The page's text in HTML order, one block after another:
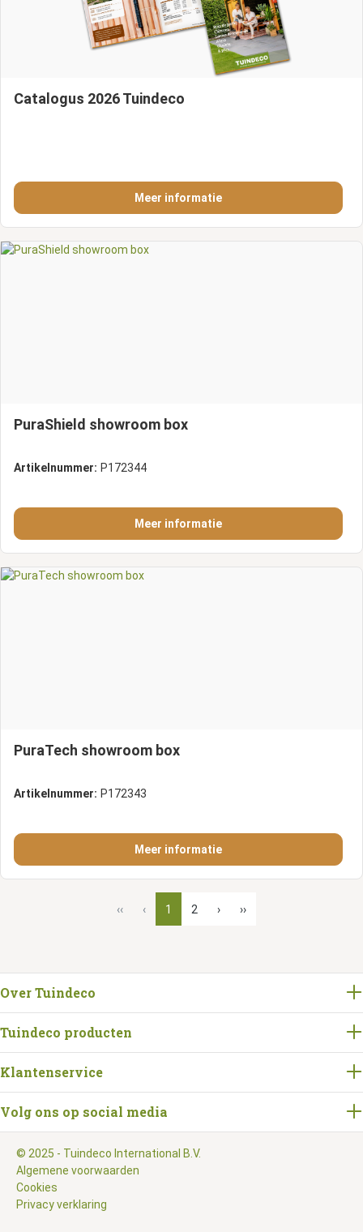
Catalogus 2026 Tuindeco
Meer informatie
PuraShield showroom box
Artikelnummer: P172344
Meer informatie
PuraTech showroom box
Artikelnummer: P172343
Meer informatie
‹‹ ‹ 1 2 › ››
Over Tuindeco
Tuindeco producten
Klantenservice
Volg ons op social media
© 2025 - Tuindeco International B.V.
Algemene voorwaarden
Cookies
Privacy verklaring